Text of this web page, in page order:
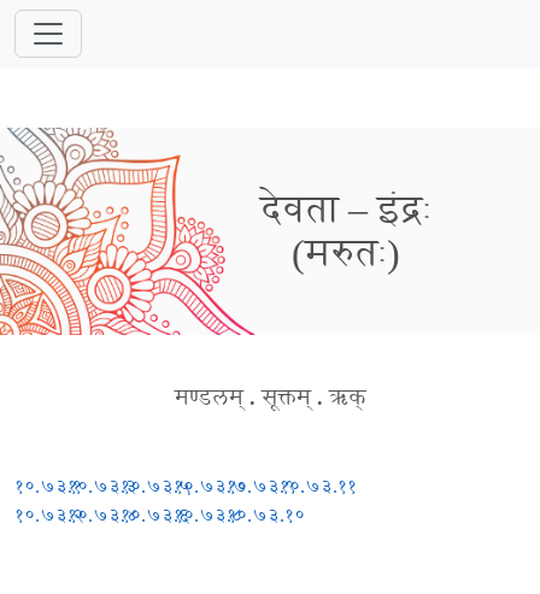
देवता – इंद्रः
(मरुतः)
मण्डलम् . सूक्तम् . ऋक्
१०.७३.१
१०.७३.२
१०.७३.३
१०.७३.४
१०.७३.५
१०.७३.६
१०.७३.७
१०.७३.८
१०.७३.९
१०.७३.१०
१०.७३.११